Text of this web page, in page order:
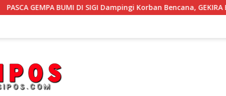
Dampingi Korban Bencana, GEKIRA Berikan ‘Trauma Healing’